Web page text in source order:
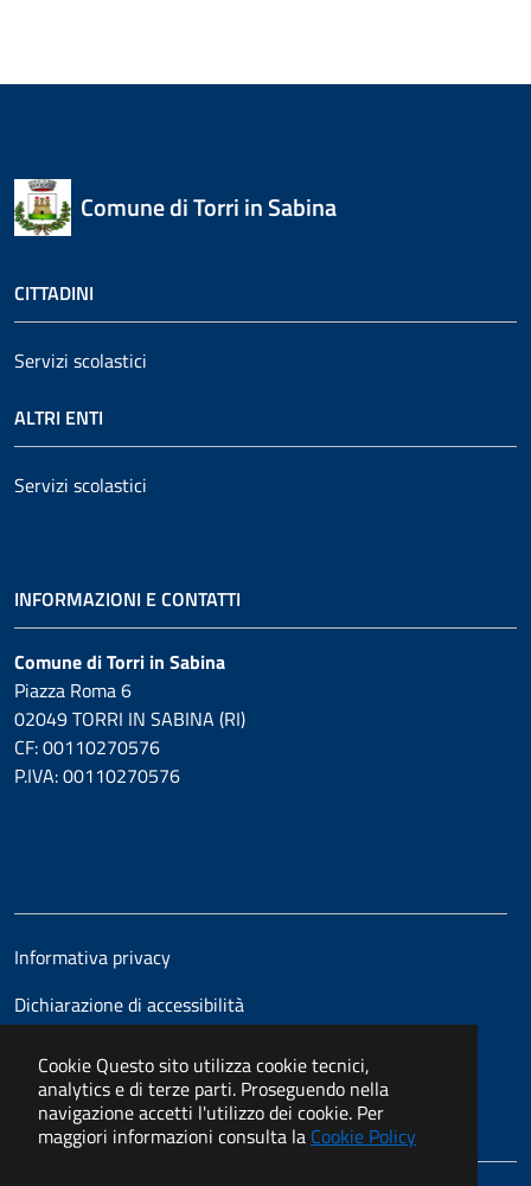
Cookie Questo sito utilizza cookie tecnici,
analytics e di terze parti. Proseguendo nella
navigazione accetti l'utilizzo dei cookie. Per
maggiori informazioni consulta la Cookie Policy
Comune di Torri in Sabina
CITTADINI
Servizi scolastici
ALTRI ENTI
Servizi scolastici
INFORMAZIONI E CONTATTI
Comune di Torri in Sabina
Piazza Roma 6
02049 TORRI IN SABINA (RI)
CF: 00110270576
P.IVA: 00110270576
Informativa privacy
Dichiarazione di accessibilità